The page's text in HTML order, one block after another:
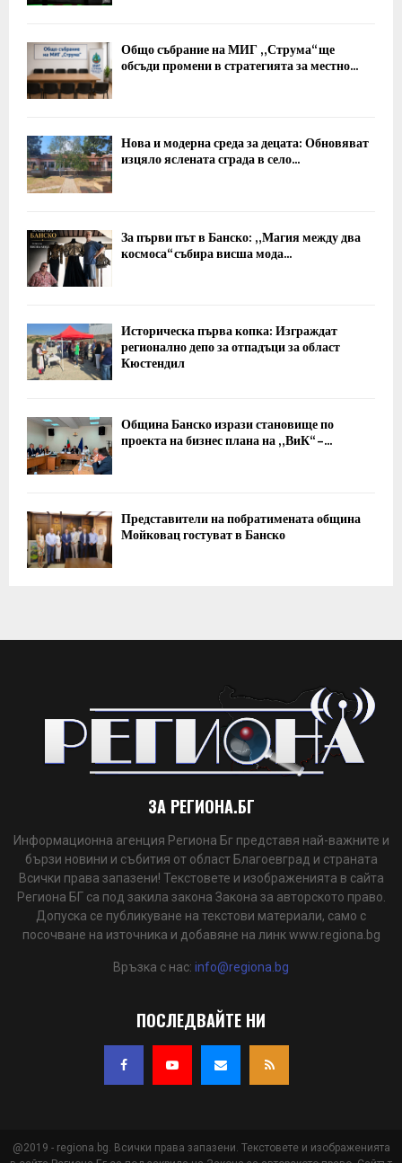
Общо събрание на МИГ „Струма“ ще
обсъди промени в стратегията за местно...
Нова и модерна среда за децата: Обновяват
изцяло яслената сграда в село...
За първи път в Банско: „Магия между два
космоса“ събира висша мода...
Историческа първа копка: Изграждат
регионално депо за отпадъци за област
Кюстендил
Община Банско изрази становище по
проекта на бизнес плана на „ВиК“ –...
Представители на побратимената община
Мойковац гостуват в Банско
ЗА РЕГИОНА.БГ
Информационна агенция Региона Бг представя най-важните и
бързи новини и събития от област Благоевград и страната
Всички права запазени! Текстовете и изображенията в сайта
Региона БГ са под закила закона Закона за авторското право.
Допуска се публикуване на текстови материали, само с
посочване на източника и добавяне на линк www.regiona.bg
Връзка с нас: info@regiona.bg
ПОСЛЕДВАЙТЕ НИ
@2019 - regiona.bg. Всички права запазени. Текстовете и изображенията